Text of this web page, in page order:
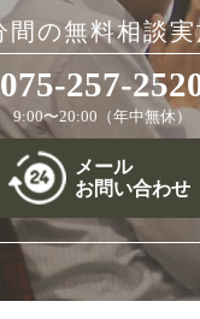
間の無料相談実
075-257-
9:00〜20:00（年中無休）
メール
お問い合わせ